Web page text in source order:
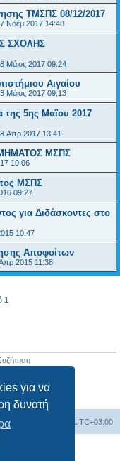
για να
δυνατή
ΤΜΣΠΣ 08/12/2017
Νοέμ 2017 14:48
ΣΧΟΛΗΣ
Μάιος 2017 09:24
Αιγαίου
Μάιος 2017 09:13
της 5ης Μαΐου 2017
Απρ 2017 13:41
ΜΣΠΣ
10:06
ΜΣΠΣ
09:27
για Διδάσκοντες στο
10:47
Αποφοίτων
2015 11:38
1
τη Δ. Συζήτηση
Όλοι οι χρόνοι είναι UTC+03:00
© phpBB Limited